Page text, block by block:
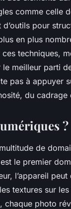
comme celle
pour
en plus
techniques,
meilleur parti
pas à appuyer
du cadrage
?
de
le premier
l’appareil
textures sur
photo